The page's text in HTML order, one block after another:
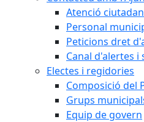
Atenció
Personal
Peticions dret
Canal d'alertes i
Electes i regidories
Composició del
Grups
Equip de govern